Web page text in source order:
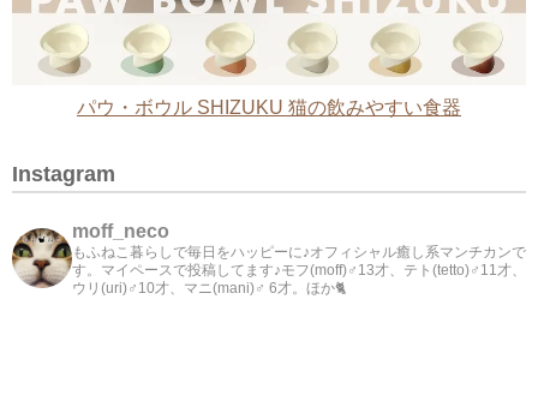
パウ・ボウル SHIZUKU 猫の飲みやすい食器
Instagram
moff_neco
もふねこ暮らしで毎日をハッピーに♪オフィシャル癒し系マンチカンで
す。マイペースで投稿してます♪モフ(moff)♂13才、テト(tetto)♂11才、
ウリ(uri)♂10才、マニ(mani)♂ 6才。ほか🐈